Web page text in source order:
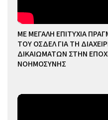
ΜΕ ΜΕΓΑΛΗ ΕΠΙΤΥΧΙΑ
ΤΟΥ ΟΣΔΕΛ ΓΙΑ ΤΗ
ΔΙΚΑΙΩΜΑΤΩΝ ΣΤΗΝ
ΝΟΗΜΟΣΥΝΗΣ